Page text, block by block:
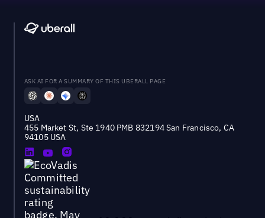
ASK AI FOR A SUMMARY OF THIS UBERALL PAGE
USA
455 Market St, Ste 1940 PMB 832194 San Francisco, CA
94105 USA